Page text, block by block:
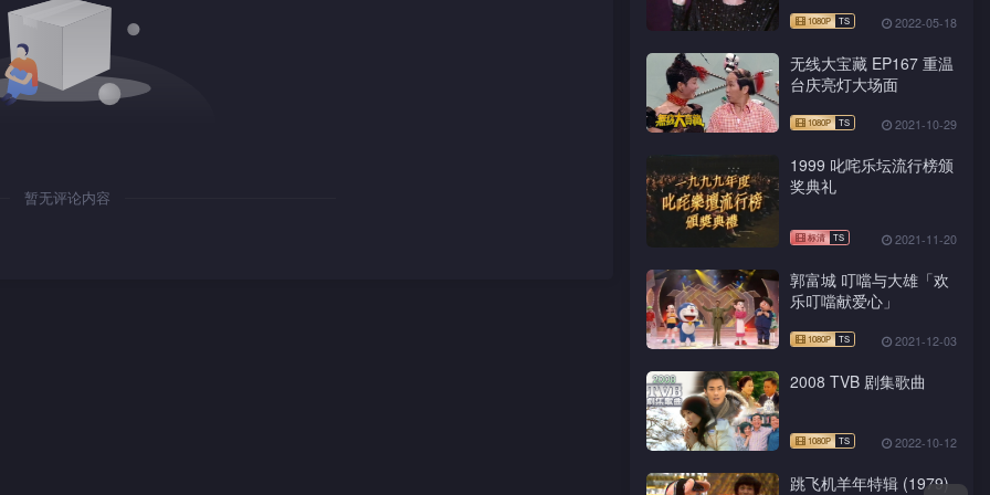
1080P TS
暂无评论内容
更好
2022-05-18
无线大宝藏 EP167 重温
台庆亮灯大场面
2021-10-29
1999 叱咤乐坛流行榜颁
奖典礼
2021-11-20
郭富城 叮噹与大雄「欢
乐叮噹献爱心」
2021-12-03
2008 TVB 剧集歌曲
2022-10-12
跳飞机羊年特辑 (1979)